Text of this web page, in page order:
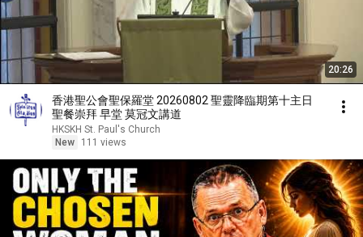
20:26
香港聖公會聖保羅堂 20260802 聖靈降臨期第十主日
聖餐崇拜 早堂 莫冠文講道
HKSKH St. Paul's Church
New
111 views